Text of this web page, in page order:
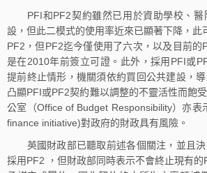
PFI和PF2契約雖然已用於資助學校、醫
設，但此二模式的使用率近來已顯著下降，此
PF2，但PF2迄今僅使用了六次，以及目前的
是在2010年前簽立可證。此外，採用PFI或
提前終止情形，機關須依約買回公共建設，
凸顯PFI或PF2契約難以調整的不靈活性而飽
公室（Office of Budget Responsibility）亦表
finance initiative)對政府的財政具有風險。
英國財政部已聽取前述各個關注，並且決
採用PF2 ，但財政部同時表示不會終止現有